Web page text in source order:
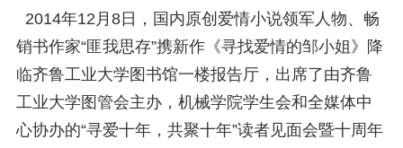
2014年12月8日，国内原创爱情小说领军人物、畅
销书作家“匪我思存”携新作《寻找爱情的邹小姐》降
临齐鲁工业大学图书馆一楼报告厅，出席了由齐鲁
工业大学图管会主办，机械学院学生会和全媒体中
心协办的“寻爱十年，共聚十年”读者见面会暨十周年